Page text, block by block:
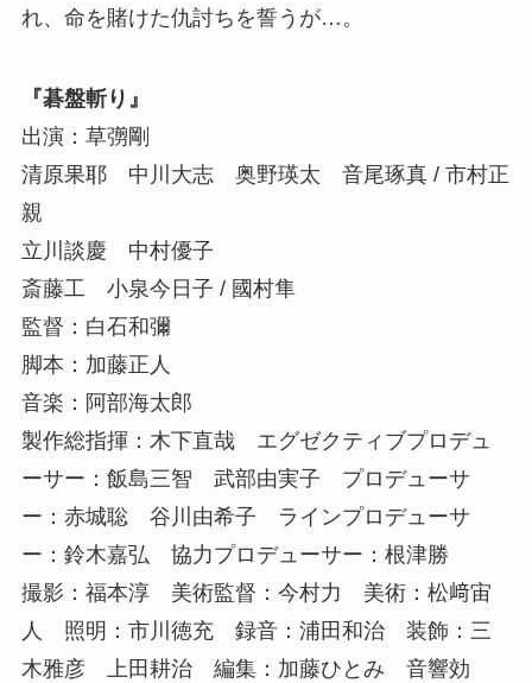
れ、命を賭けた仇討ちを誓うが…。
『碁盤斬り』
出演：草彅剛
清原果耶 中川大志 奥野瑛太 音尾琢真 / 市村正
親
立川談慶 中村優子
斎藤工 小泉今日子 / 國村隼
監督：白石和彌
脚本：加藤正人
音楽：阿部海太郎
製作総指揮：木下直哉 エグゼクティブプロデュ
ーサー：飯島三智 武部由実子 プロデューサ
ー：赤城聡 谷川由希子 ラインプロデューサ
ー：鈴木嘉弘 協力プロデューサー：根津勝
撮影：福本淳 美術監督：今村力 美術：松﨑宙
人 照明：市川徳充 録音：浦田和治 装飾：三
木雅彦 上田耕治 編集：加藤ひとみ 音響効